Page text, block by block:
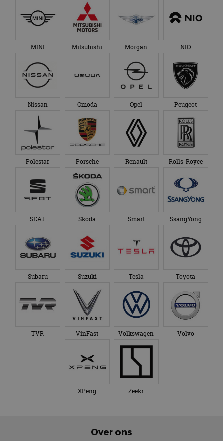
MINI Mitsubishi Morgan NIO
Nissan Omoda Opel Peugeot
Polestar Porsche Renault Rolls-Royce
SEAT Skoda Smart SsangYong
Subaru Suzuki Tesla Toyota
TVR VinFast Volkswagen Volvo
XPeng Zeekr
Over ons